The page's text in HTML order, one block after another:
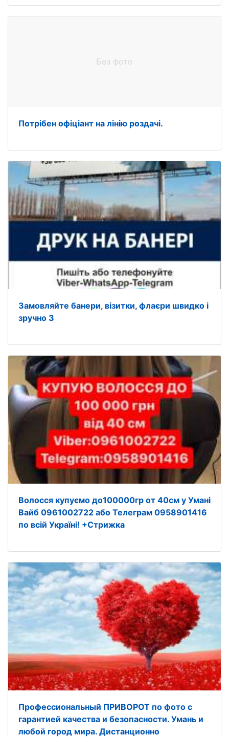
Без фото
Потрібен офіціант на лінію роздачі.
Замовляйте банери, візитки, флаєри швидко і
зручно 3
Волосся купуємо до100000гр от 40см у Умані
Вайб 0961002722 або Телеграм 0958901416
по всій Україні! +Стрижка
Профессиональный ПРИВОРОТ по фото с
гарантией качества и безопасности. Умань и
любой город мира. Дистанционно